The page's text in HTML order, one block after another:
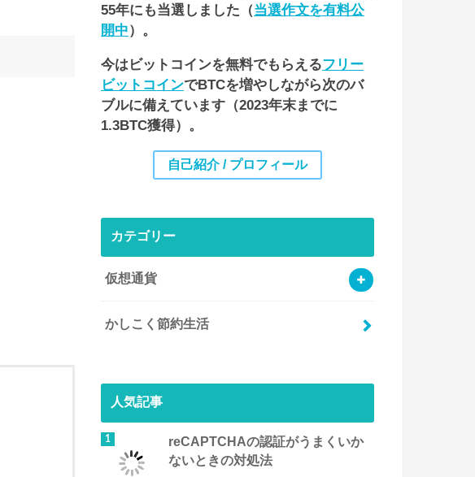
55年にも当選しました（当選作文を有料公
開中）。
今はビットコインを無料でもらえるフリー
ビットコインでBTCを増やしながら次のバ
ブルに備えています（2023年末までに
1.3BTC獲得）。
自己紹介 / プロフィール
カテゴリー
仮想通貨
かしこく節約生活
人気記事
reCAPTCHAの認証がうまくいか
ないときの対処法